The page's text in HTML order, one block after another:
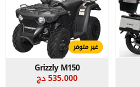
غير متوفر
Grizzly M150
535.000 دج